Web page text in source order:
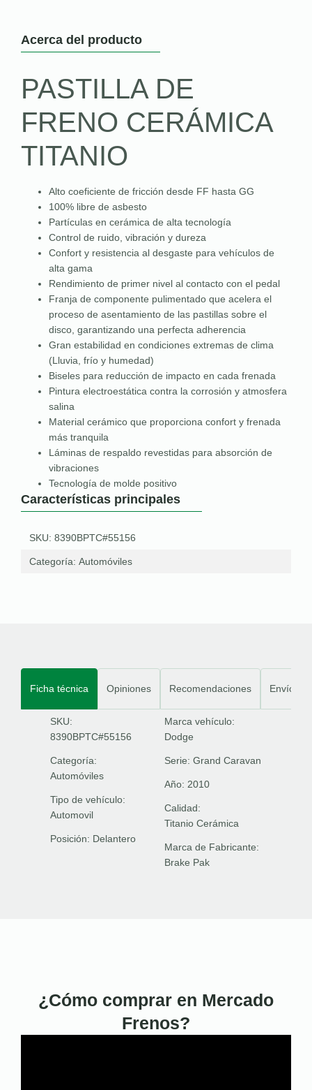
Acerca del producto
PASTILLA DE
FRENO CERÁMICA
TITANIO
Alto coeficiente de fricción desde FF hasta GG
100% libre de asbesto
Partículas en cerámica de alta tecnología
Control de ruido, vibración y dureza
Confort y resistencia al desgaste para vehículos de
alta gama
Rendimiento de primer nivel al contacto con el pedal
Franja de componente pulimentado que acelera el
proceso de asentamiento de las pastillas sobre el
disco, garantizando una perfecta adherencia
Gran estabilidad en condiciones extremas de clima
(Lluvia, frío y humedad)
Biseles para reducción de impacto en cada frenada
Pintura electroestática contra la corrosión y atmosfera
salina
Material cerámico que proporciona confort y frenada
más tranquila
Láminas de respaldo revestidas para absorción de
vibraciones
Tecnología de molde positivo
Características principales
SKU: 8390BPTC#55156
Categoría: Automóviles
Ficha técnica Opiniones Recomendaciones Envíos
SKU:
8390BPTC#55156
Categoría:
Automóviles
Tipo de vehículo:
Automovil
Posición: Delantero
Marca vehículo:
Dodge
Serie: Grand Caravan
Año: 2010
Calidad:
Titanio Cerámica
Marca de Fabricante:
Brake Pak
¿Cómo comprar en Mercado
Frenos?